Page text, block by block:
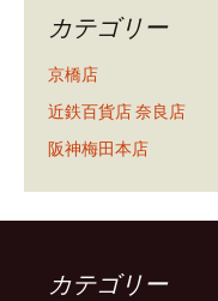
カテゴリー
京橋店
近鉄百貨店 奈良店
阪神梅田本店
カテゴリー